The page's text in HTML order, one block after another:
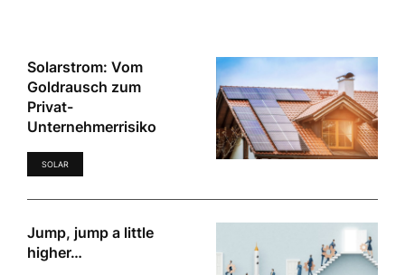
Solarstrom: Vom
Goldrausch zum
Privat-
Unternehmerrisiko
SOLAR
Jump, jump a little
higher…